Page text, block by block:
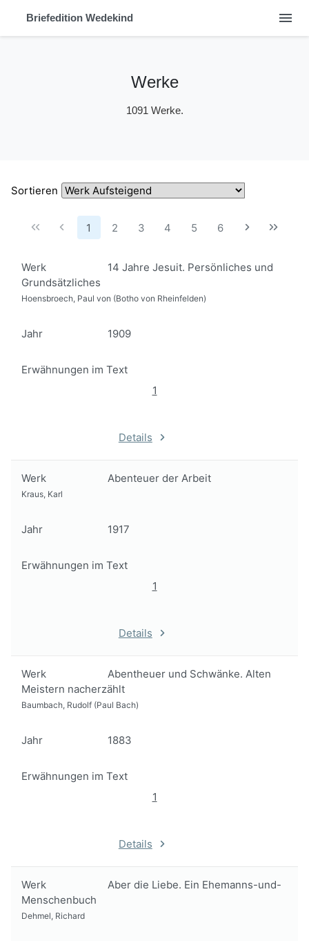
Briefedition Wedekind menu
Werke
1091 Werke.
Sortieren
1 2 3 4 5 6
Werk
14 Jahre Jesuit. Persönliches und
Grundsätzliches
Hoensbroech, Paul von (Botho von Rheinfelden)
Jahr 1909
Erwähnungen im Text
1
Details
Werk Abenteuer der Arbeit
Kraus, Karl
Jahr 1917
Erwähnungen im Text
1
Details
Werk
Abentheuer und Schwänke. Alten
Meistern nacherzählt
Baumbach, Rudolf (Paul Bach)
Jahr 1883
Erwähnungen im Text
1
Details
Werk
Aber die Liebe. Ein Ehemanns-und-
Menschenbuch
Dehmel, Richard